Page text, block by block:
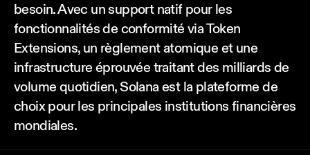
besoin. Avec un support natif pour les
fonctionnalités de conformité via Token
Extensions, un règlement atomique et une
infrastructure éprouvée traitant des milliards de
volume quotidien, Solana est la plateforme de
choix pour les principales institutions financières
mondiales.